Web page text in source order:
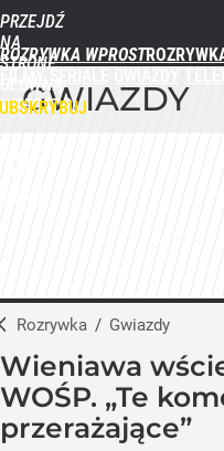
PRZEJDŹ
NA
STRONĘ
GŁÓWNĄ
WPROST.PL
ROZRYWKA WPROST
GWIAZDY
Rozrywka / Gwiazdy
Wieniawa
WOŚP. „Te
przerażające”